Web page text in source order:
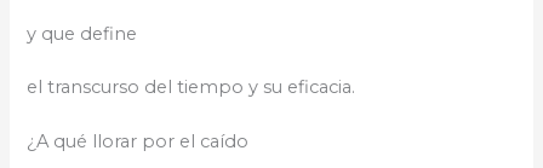
y que define
el transcurso del tiempo y su eficacia.
¿A qué llorar por el caído